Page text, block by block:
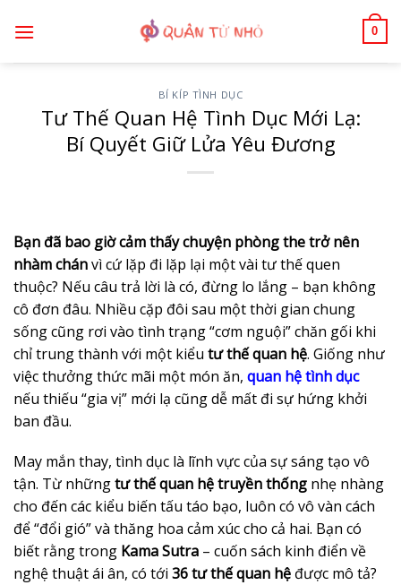
qua
0
BÍ KÍP TÌNH DỤC
Tư Thế Quan Hệ Tình Dục Mới Lạ:
Bí Quyết Giữ Lửa Yêu Đương
Bạn đã bao giờ cảm thấy chuyện phòng the trở nên
nhàm chánvì cứ lặp đi lặp lại một vài tư thế quen
thuộc? Nếu câu trả lời là có, đừng lo lắng – bạn không
cô đơn đâu. Nhiều cặp đôi sau một thời gian chung
sống cũng rơi vào tình trạng “cơm nguội” chăn gối khi
chỉ trung thành với một kiểu tư thế quan hệ. Giống như
việc thưởng thức mãi một món ăn, quan hệ tình dục
nếu thiếu “gia vị” mới lạ cũng dễ mất đi sự hứng khởi
ban đầu.
May mắn thay, tình dục là lĩnh vực của sự sáng tạo vô
tận. Từ nhữngtư thế quan hệ truyền thống nhẹ nhàng
cho đến các kiểu biến tấu táo bạo, luôn có vô vàn cách
để “đổi gió” và thăng hoa cảm xúc cho cả hai. Bạn có
biết rằng trong Kama Sutra – cuốn sách kinh điển về
nghệ thuật ái ân, có tới 36 tư thế quan hệ được mô tả?